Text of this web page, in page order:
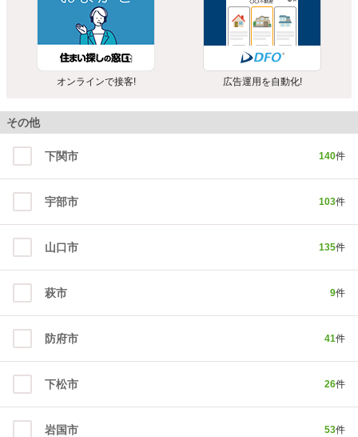
オンラインで接客! 広告運用を自動化!
その他
下関市 140件
宇部市 103件
山口市 135件
萩市 9件
防府市 41件
下松市 26件
岩国市 53件